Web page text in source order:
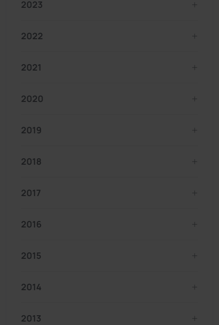
2023
2022
2021
2020
2019
2018
2017
2016
2015
2014
2013